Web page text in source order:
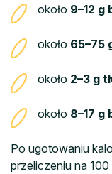
około 9–12 g
około 65–75
około 2–3 g
około 8–17 g
Po ugotowaniu
przeliczeniu na